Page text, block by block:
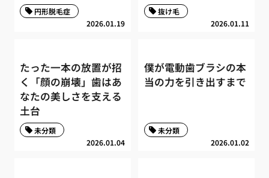
2026.01.19
円形脱毛症
2026.01.11
抜け毛
たった一本の放置が招
く「顔の崩壊」歯はあ
なたの美しさを支える
土台
2026.01.04
未分類
僕が電動歯ブラシの本
当の力を引き出すまで
2026.01.02
未分類